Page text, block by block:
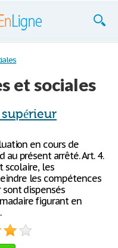
et sociales
en cours de
présent arrêté. Art. 4.
scolaire, les
les compétences
dispensés
figurant en